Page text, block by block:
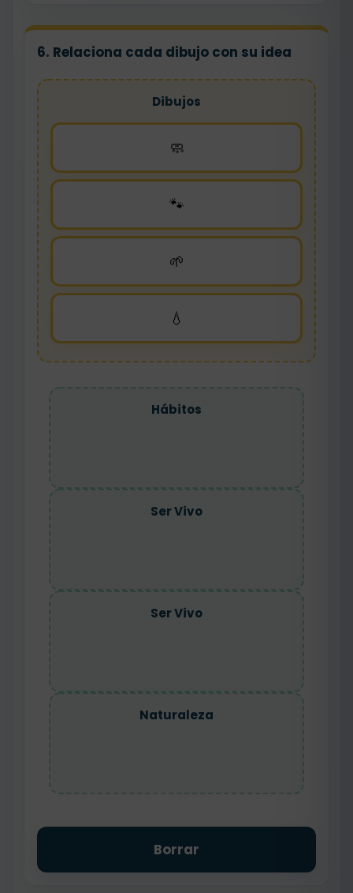
6. Relaciona cada dibujo con su idea
Dibujos
🧼
🐾
🌱
💧
Hábitos
Ser Vivo
Ser Vivo
Naturaleza
Borrar